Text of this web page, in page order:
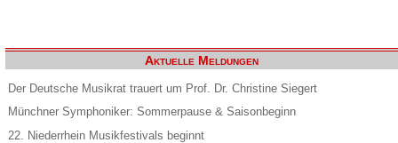
Aktuelle Meldungen
Der Deutsche Musikrat trauert um Prof. Dr. Christine Siegert
Münchner Symphoniker: Sommerpause & Saisonbeginn
22. Niederrhein Musikfestivals beginnt